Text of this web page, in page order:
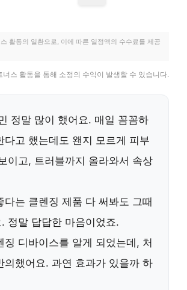
활동의 일환으로, 이에 따른 일정액의 수수료를 제공
너스 활동을 통해 소정의 수익이 발생할 수 있습니다.
정말 많이 했어요. 매일 꼼꼼하
다고 했는데도 왠지 모르게 피부
이고, 트러블까지 올라와서 속상
다는 클렌징 제품 다 써봐도 그때
정말 답답한 마음이었죠.
징 디바이스를 알게 되었는데, 처
의했어요. 과연 효과가 있을까 하